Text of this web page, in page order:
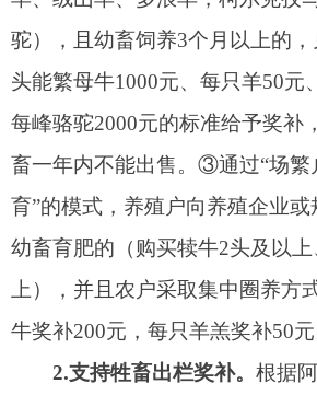
2.支持牲畜出栏奖补。
根据阿图什
局牲畜出栏检疫系统统计情况，对当年
上符合出栏标准并予以出栏的牲畜（羊
及以上，牛：出栏2头及以上），按照
100元，每头牛奖补1000元。
设：发展牛羊等养殖并经营稳定，对新
构、容积达到20立方米（含）以上的青
1000元的标准给予一次性奖补；对改造
按照500元的标准给予一次性奖补。②养
设：发展牛羊等养殖并经营稳定，并且